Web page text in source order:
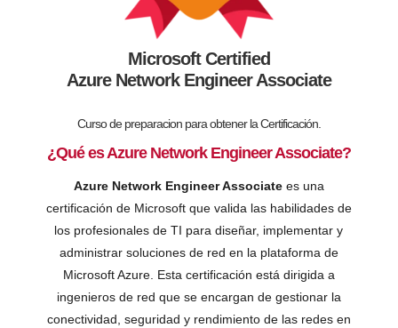
Microsoft Certified
Azure Network Engineer Associate
Curso de preparacion para obtener la Certificación.
¿Qué es Azure Network Engineer Associate?
Azure Network Engineer Associatees una
certificación de Microsoft que valida las habilidades de
los profesionales de TI para diseñar, implementar y
administrar soluciones de red en la plataforma de
Microsoft Azure. Esta certificación está dirigida a
ingenieros de red que se encargan de gestionar la
conectividad, seguridad y rendimiento de las redes en